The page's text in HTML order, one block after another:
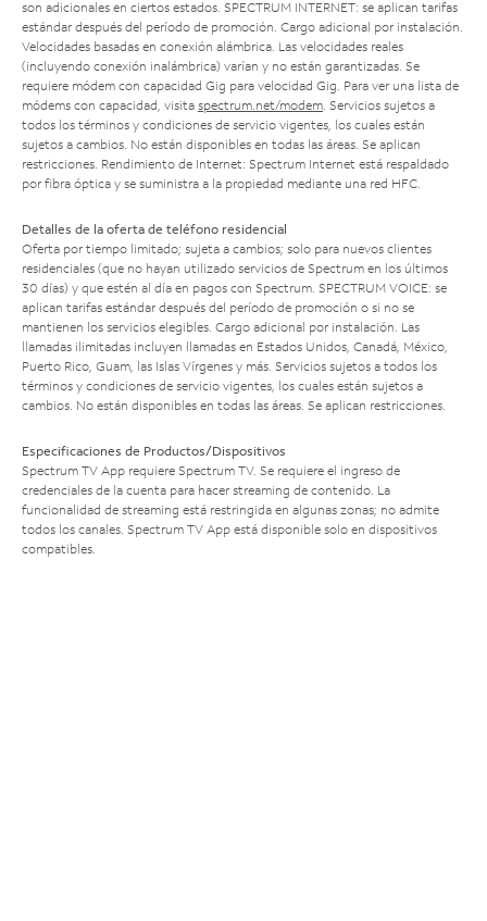
son adicionales en ciertos estados. SPECTRUM INTERNET: se aplican tarifas
estándar después del período de promoción. Cargo adicional por instalación.
Velocidades basadas en conexión alámbrica. Las velocidades reales
(incluyendo conexión inalámbrica) varían y no están garantizadas. Se
requiere módem con capacidad Gig para velocidad Gig. Para ver una lista de
módems con capacidad, visita spectrum.net/modem. Servicios sujetos a
todos los términos y condiciones de servicio vigentes, los cuales están
sujetos a cambios. No están disponibles en todas las áreas. Se aplican
restricciones. Rendimiento de Internet: Spectrum Internet está respaldado
por fibra óptica y se suministra a la propiedad mediante una red HFC.
Detalles de la oferta de teléfono residencial
Oferta por tiempo limitado; sujeta a cambios; solo para nuevos clientes
residenciales (que no hayan utilizado servicios de Spectrum en los últimos
30 días) y que estén al día en pagos con Spectrum. SPECTRUM VOICE: se
aplican tarifas estándar después del período de promoción o si no se
mantienen los servicios elegibles. Cargo adicional por instalación. Las
llamadas ilimitadas incluyen llamadas en Estados Unidos, Canadá, México,
Puerto Rico, Guam, las Islas Vírgenes y más. Servicios sujetos a todos los
términos y condiciones de servicio vigentes, los cuales están sujetos a
cambios. No están disponibles en todas las áreas. Se aplican restricciones.
Especificaciones de Productos/Dispositivos
Spectrum TV App requiere Spectrum TV. Se requiere el ingreso de
credenciales de la cuenta para hacer streaming de contenido. La
funcionalidad de streaming está restringida en algunas zonas; no admite
todos los canales. Spectrum TV App está disponible solo en dispositivos
compatibles.